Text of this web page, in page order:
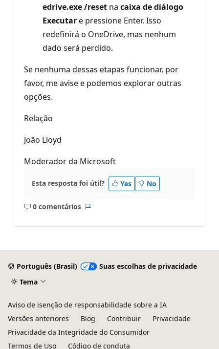
edrive.exe /reset na caixa de diálogo
Executare pressione Enter. Isso
redefinirá o OneDrive, mas nenhum
dado será perdido.
Se nenhuma dessas etapas funcionar, por
favor, me avise e podemos explorar outras
opções.
Relação
João Lloyd
Moderador da Microsoft
Esta resposta foi útil? Yes No
0 comentários
Sem
Português (Brasil)
Suas escolhas de privacidade
Tema
Aviso de isenção de responsabilidade sobre a IA
Versões anteriores
Blog Contribuir
Privacidade
Privacidade da Integridade do Consumidor
Termos de Uso
Código de conduta